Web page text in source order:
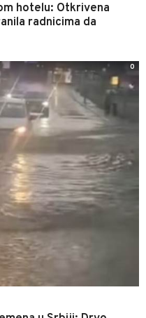
hotelu: Otkrivena
radnicima da
0